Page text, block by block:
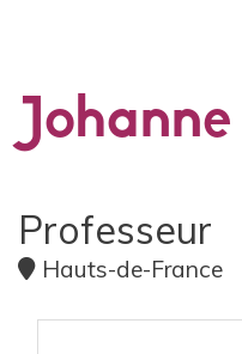
Professeur
Hauts-de-France